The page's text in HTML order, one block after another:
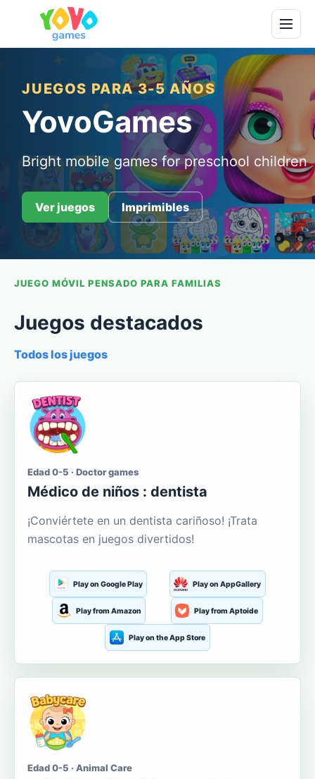
JUEGOS PARA 3-5 AÑOS
YovoGames
Bright mobile games for preschool children
Ver juegos Imprimibles
JUEGO MÓVIL PENSADO PARA FAMILIAS
Juegos destacados
Todos los juegos
Edad 0-5 · Doctor games
Médico de niños : dentista
¡Conviértete en un dentista cariñoso! ¡Trata
mascotas en juegos divertidos!
Play on Google Play Play on AppGallery
Play from Amazon Play from Aptoide
Play on the App Store
Edad 0-5 · Animal Care